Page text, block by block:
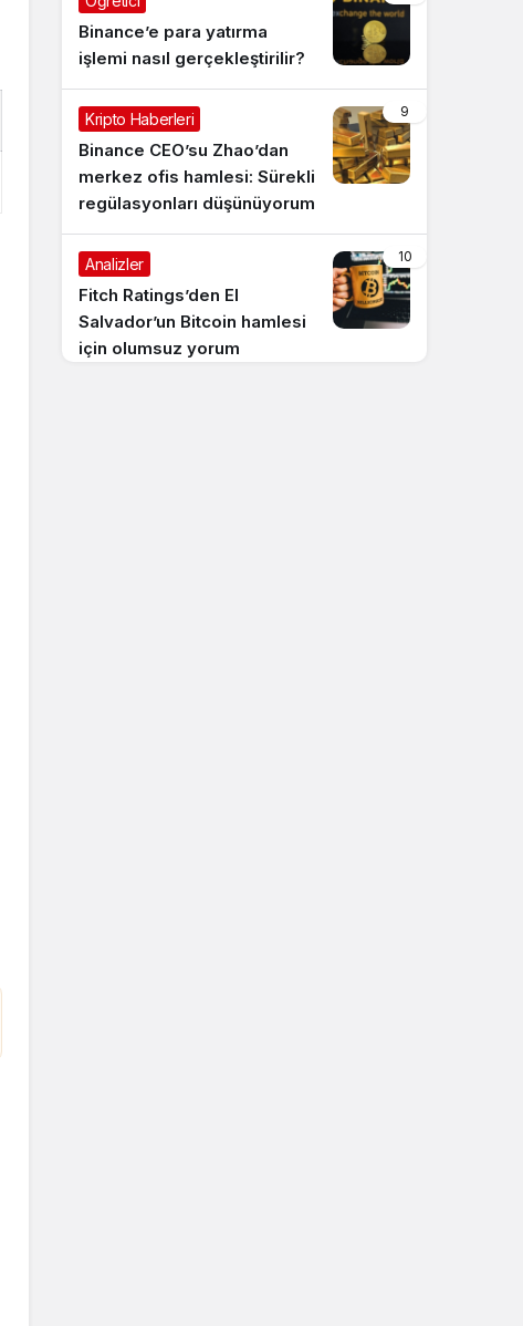
Binance’e para yatırma
işlemi nasıl gerçekleştirilir?
9
Kripto Haberleri
Binance CEO’su Zhao’dan
merkez ofis hamlesi: Sürekli
regülasyonları düşünüyorum
10
Analizler
Fitch Ratings’den El
Salvador’un Bitcoin hamlesi
için olumsuz yorum